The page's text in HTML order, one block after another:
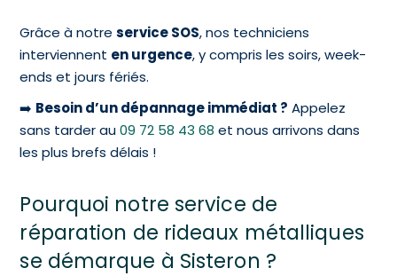
Grâce à notreservice SOS, nos techniciens
interviennent en urgence, y compris les soirs, week-
ends et jours fériés.
➡️ Besoin d’un dépannage immédiat ? Appelez
sans tarder au09 72 58 43 68 et nous arrivons dans
les plus brefs délais !
Pourquoi notre service de
réparation de rideaux métalliques
se démarque à Sisteron ?